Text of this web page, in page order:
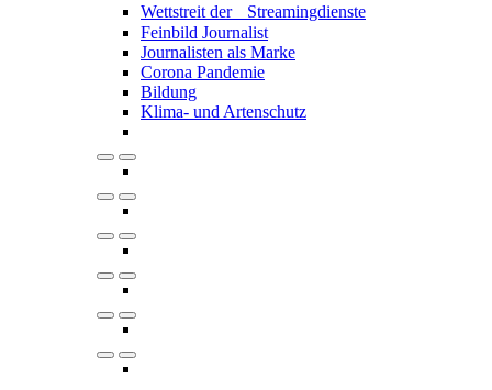
Wettstreit der Streamingdienste
Feinbild Journalist
Journalisten als Marke
Corona Pandemie
Bildung
Klima- und Artenschutz